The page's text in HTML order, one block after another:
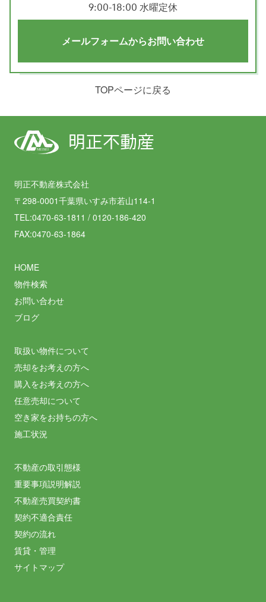
9:00-18:00 水曜定休
メールフォームからお問い合わせ
TOPページに戻る
MEISEI 明正不動産
明正不動産株式会社
〒298-0001千葉県いすみ市若山114-1
TEL:0470-63-1811 / 0120-186-420
FAX:0470-63-1864
HOME
物件検索
お問い合わせ
ブログ
取扱い物件について
売却をお考えの方へ
購入をお考えの方へ
任意売却について
空き家をお持ちの方へ
施工状況
不動産の取引態様
重要事項説明解説
不動産売買契約書
契約不適合責任
契約の流れ
賃貸・管理
サイトマップ